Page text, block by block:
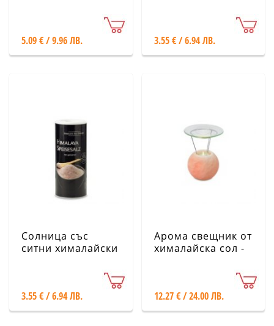
Пластмасова, 125
5.09 € / 9.96 ЛВ.
3.55 € / 6.94 ЛВ.
Солница със
ситни хималайски
3.55 € / 6.94 ЛВ.
Арома свещник от
хималайска сол -
12.27 € / 24.00 ЛВ.